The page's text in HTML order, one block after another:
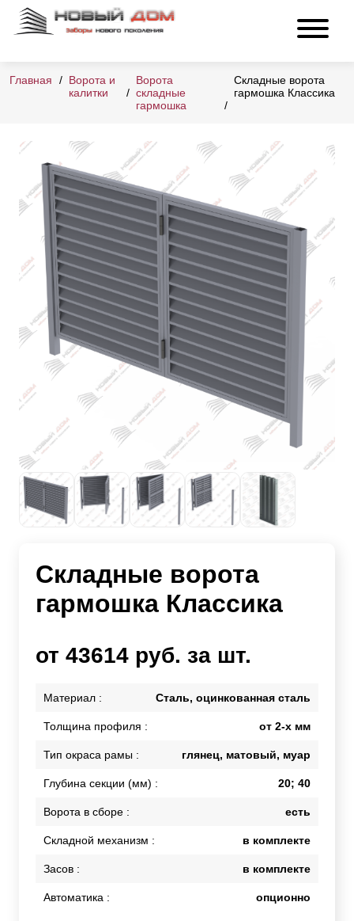
Главная
Ворота и
калитки
Ворота
складные
гармошка
Складные ворота
гармошка Классика
Складные ворота
гармошка Классика
от 43614 руб. за шт.
Материал : Сталь, оцинкованная сталь
Толщина профиля : от 2-х мм
Тип окраса рамы : глянец, матовый, муар
Глубина секции (мм) : 20; 40
Ворота в сборе : есть
Складной механизм : в комплекте
Засов : в комплекте
Автоматика : опционно